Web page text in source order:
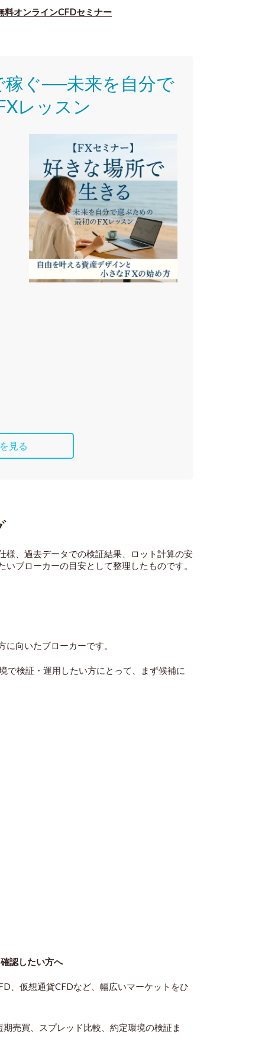
オンラインCFDセミナー
稼ぐ──未来を自分で
レッスン
見る
様、過去データでの検証結果、ロット計算の安
いブローカーの目安として整理したものです。
向いたブローカーです。
で検証・運用したい方にとって、まず候補に
認したい方へ
、仮想通貨CFDなど、幅広いマーケットをひ
売買、スプレッド比較、約定環境の検証ま